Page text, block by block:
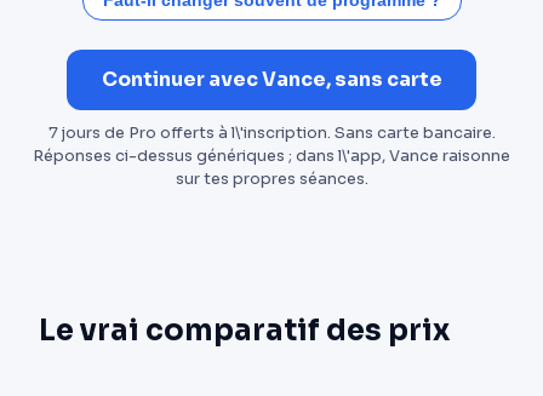
Continuer avec Vance, sans carte
7 jours de Pro offerts à l\'inscription. Sans carte bancaire.
Réponses ci-dessus génériques ; dans l\'app, Vance raisonne
sur tes propres séances.
Le vrai comparatif des prix